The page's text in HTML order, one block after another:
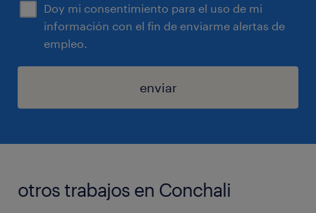
Doy mi consentimiento para el uso de mi
información con el fin de enviarme alertas de
empleo.
enviar
otros trabajos en Conchali